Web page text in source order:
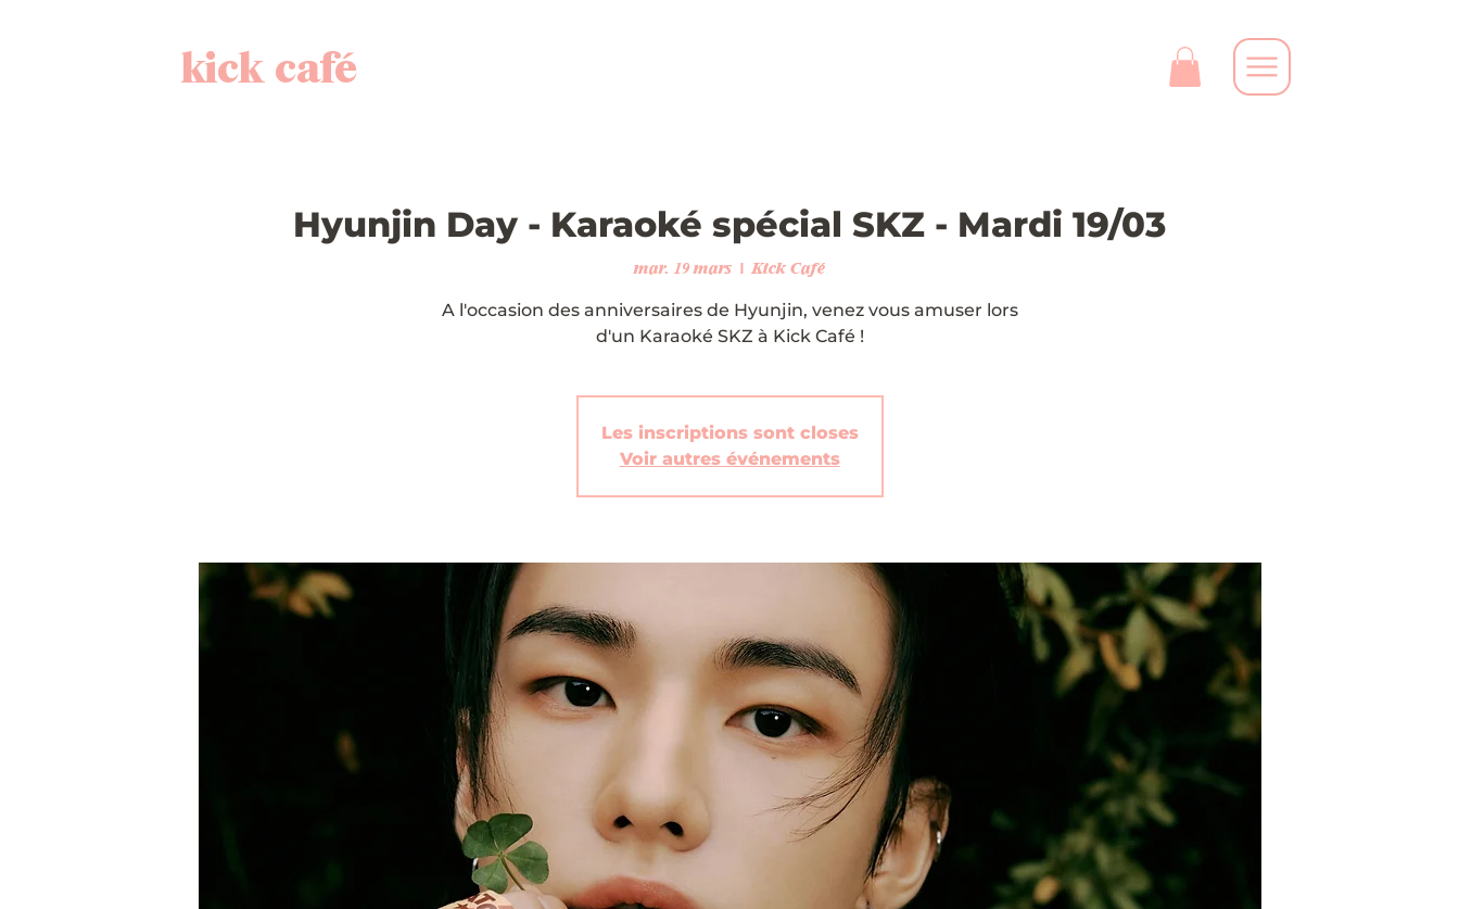
kick café
Hyunjin Day - Karaoké spécial SKZ - Mardi 19/03
mar. 19 mars
  |
Kick Café
A l'occasion des anniversaires de Hyunjin, venez vous amuser lors
d'un Karaoké SKZ à Kick Café !
Les inscriptions sont closes
Voir autres événements